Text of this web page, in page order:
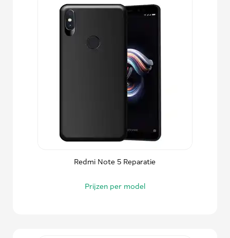
Redmi Note 5 Reparatie
Prijzen per model